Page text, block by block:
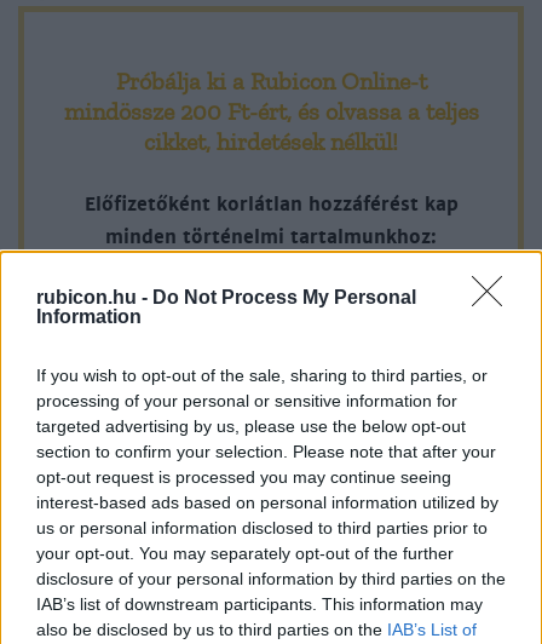
rubicon.hu - Do Not Process My Personal
Information
If you wish to opt-out of the sale, sharing to third parties, or
processing of your personal or sensitive information for
targeted advertising by us, please use the below opt-out
section to confirm your selection. Please note that after your
opt-out request is processed you may continue seeing
interest-based ads based on personal information utilized by
us or personal information disclosed to third parties prior to
your opt-out. You may separately opt-out of the further
disclosure of your personal information by third parties on the
IAB’s list of downstream participants. This information may
also be disclosed by us to third parties on the IAB’s List of
Próbálja ki a Rubicon Online-t
mindössze 200 Ft-ért, és olvassa a teljes
cikket, hirdetések nélkül!
Előfizetőként korlátlan hozzáférést kap
minden történelmi tartalmunkhoz:
A legújabb Rubicon-lapszámok
tartalma
Rubicon Online rovatok cikkei
Hirdetésmentes olvasó felület
Kedvenc cikkek elmentése, könyvjelzők
Az első hónap csak 200 Ft-ba kerül. Próbálja
ki!